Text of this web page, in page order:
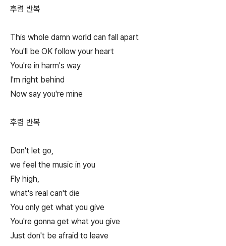
후렴 반복
This whole damn world can fall apart
You'll be OK follow your heart
You're in harm's way
I'm right behind
Now say you're mine
후렴 반복
Don't let go,
we feel the music in you
Fly high,
what's real can't die
You only get what you give
You're gonna get what you give
Just don't be afraid to leave